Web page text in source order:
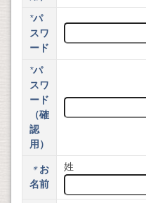
*パ
スワ
ード
*パ
スワ
ード
（確
認
用）
＊お
名前
姓